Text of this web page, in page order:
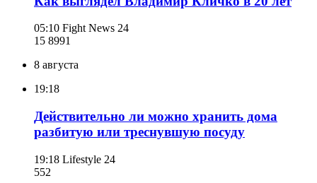
05:10 Fight News 24
15 8991
8 августа
19:18
Действительно ли можно хранить дома
разбитую или треснувшую посуду
19:18 Lifestyle 24
552